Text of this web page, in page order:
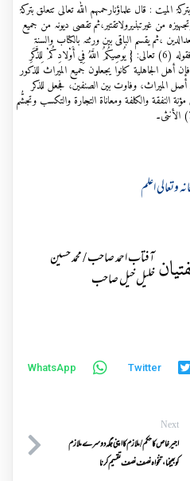
المتعلقہ بترکۃ المیت : قال علماؤنارحمہم اللہ تعالی تتعلق بترکۃ
من غیرتبذیرولاتقتیر،ثم تقصی دیونہ من جمیع
،ثم یقسم الباقی بین ورثتہ بالکتاب والسنۃ
واجماع الامۃ ۔ "تفسير ابن كثير" 2 / 225: فقوله (6) تعالى: { يُوصِيكُمُ اللَّهُ فِي أَوْلادِكُمْ لِلذَّكَرِ
أهل الجاهلية كانوا يجعلون جميع الميراث للذكور
أصل الميراث، وفاوت بين الصنفين، فجعل للذكر
النفقة والكلفة ومعاناة التجارة والتكسب وتجشُّم
وتعالی اعلم
آفتاب احمد صاحب / محمد حسین
خلیل خیل صاحب
Twitter
WhatsApp
Next
اجیر خاص کا حکم/ملازم کااپنی جگہ دوسرے ملازم
کوبھیجنا،تنخواہ نصف نصف تقسیم کرنا